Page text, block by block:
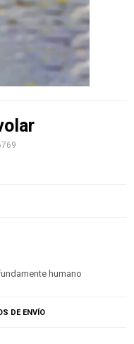
humano
DE ENVÍO